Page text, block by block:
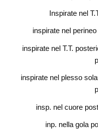
Inspirate nel
inspirate nel
inspirate nel T.T.
inspirate nel plesso
insp. nel cuore
inp. nella gola